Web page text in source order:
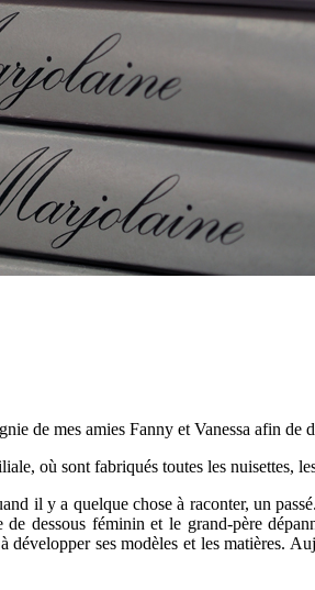
de mes amies Fanny et Vanessa afin de
où sont fabriqués toutes les nuisettes,
il y a quelque chose à raconter, un
dessous féminin et le grand-père
développer ses modèles et les matières.